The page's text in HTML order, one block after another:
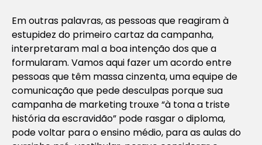
Em outras palavras, as pessoas que reagiram à
estupidez do primeiro cartaz da campanha,
interpretaram mal a boa intenção dos que a
formularam. Vamos aqui fazer um acordo entre
pessoas que têm massa cinzenta, uma equipe de
comunicação que pede desculpas porque sua
campanha de marketing trouxe “à tona a triste
história da escravidão” pode rasgar o diploma,
pode voltar para o ensino médio, para as aulas do